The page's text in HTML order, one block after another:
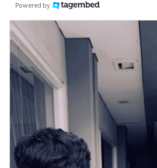
Powered by